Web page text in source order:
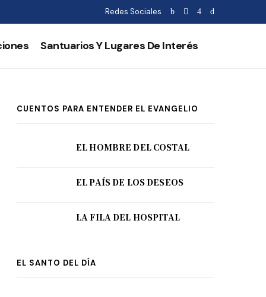
Redes Sociales
Santuarios Y Lugares De Interés
CUENTOS PARA ENTENDER EL EVANGELIO
EL HOMBRE DEL COSTAL
EL PAÍS DE LOS DESEOS
LA FILA DEL HOSPITAL
EL SANTO DEL DÍA